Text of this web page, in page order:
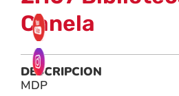
Canela
DESCRIPCION
MDP